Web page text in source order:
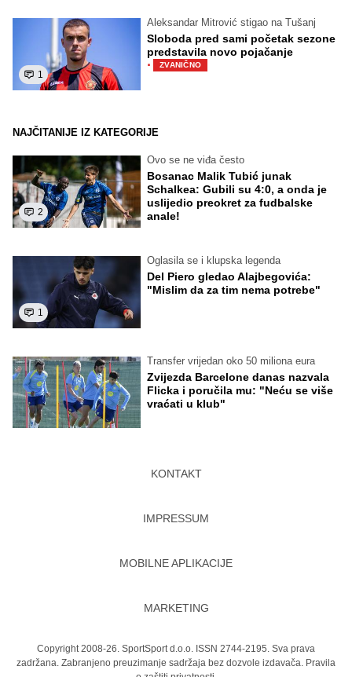
1
Aleksandar Mitrović stigao na Tušanj
Sloboda pred sami početak sezone
predstavila novo pojačanje
· ZVANIČNO
NAJČITANIJE IZ KATEGORIJE
2
Ovo se ne viđa često
Bosanac Malik Tubić junak
Schalkea: Gubili su 4:0, a onda je
uslijedio preokret za fudbalske
anale!
1
Oglasila se i klupska legenda
Del Piero gledao Alajbegovića:
"Mislim da za tim nema potrebe"
Transfer vrijedan oko 50 miliona eura
Zvijezda Barcelone danas nazvala
Flicka i poručila mu: "Neću se više
vraćati u klub"
KONTAKT
IMPRESSUM
MOBILNE APLIKACIJE
MARKETING
Copyright 2008-26. SportSport d.o.o. ISSN 2744-2195. Sva prava
zadržana. Zabranjeno preuzimanje sadržaja bez dozvole izdavača. Pravila